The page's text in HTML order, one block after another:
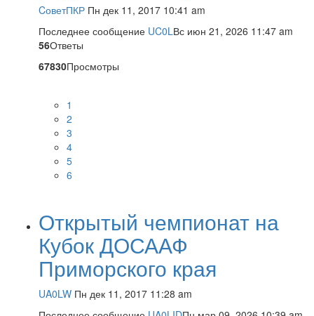
CоветПКР Пн дек 11, 2017 10:41 am
Последнее сообщение UC0LВс июн 21, 2026 11:47 am
56Ответы
67830Просмотры
1
2
3
4
5
6
Открытый чемпионат на
Кубок ДОСААФ
Приморского края
UA0LW Пн дек 11, 2017 11:28 am